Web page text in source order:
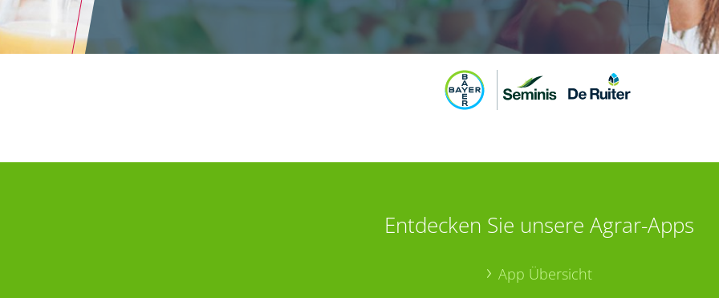
Entdecken Sie unsere Agrar-Apps
App Übersicht